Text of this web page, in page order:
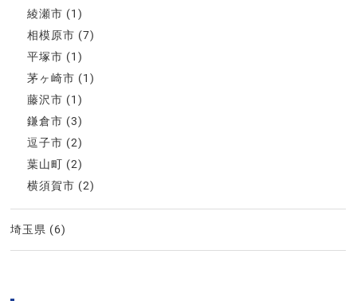
綾瀬市 (1)
相模原市 (7)
平塚市 (1)
茅ヶ崎市 (1)
藤沢市 (1)
鎌倉市 (3)
逗子市 (2)
葉山町 (2)
横須賀市 (2)
埼玉県 (6)